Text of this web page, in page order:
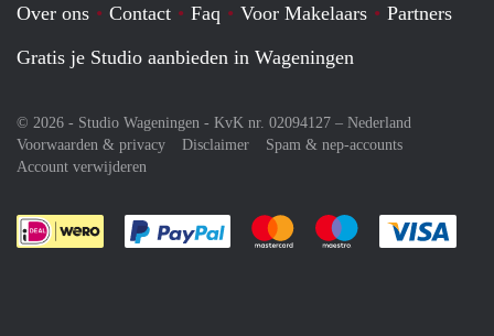
Over ons Contact Faq Voor Makelaars
Partners
Gratis je Studio aanbieden in Wageningen
© 2026 - Studio Wageningen - KvK nr. 02094127 – Nederland
Voorwaarden & privacy
Disclaimer
Spam & nep-accounts
Account verwijderen
Je rekent gemakkelijk af met Paypal
Je rekent gemakkelijk af met
Je rekent